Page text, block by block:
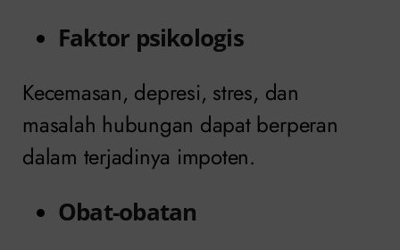
Faktor psikologis
Kecemasan, depresi, stres, dan
masalah hubungan dapat berperan
dalam terjadinya impoten.
Obat-obatan